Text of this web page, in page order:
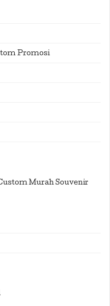
Promosi
Murah Souvenir